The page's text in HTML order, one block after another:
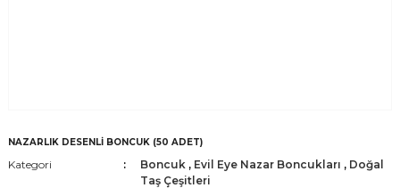
NAZARLIK DESENLİ BONCUK (50 ADET)
Kategori Boncuk , Evil Eye Nazar Boncukları , Doğal
Taş Çeşitleri